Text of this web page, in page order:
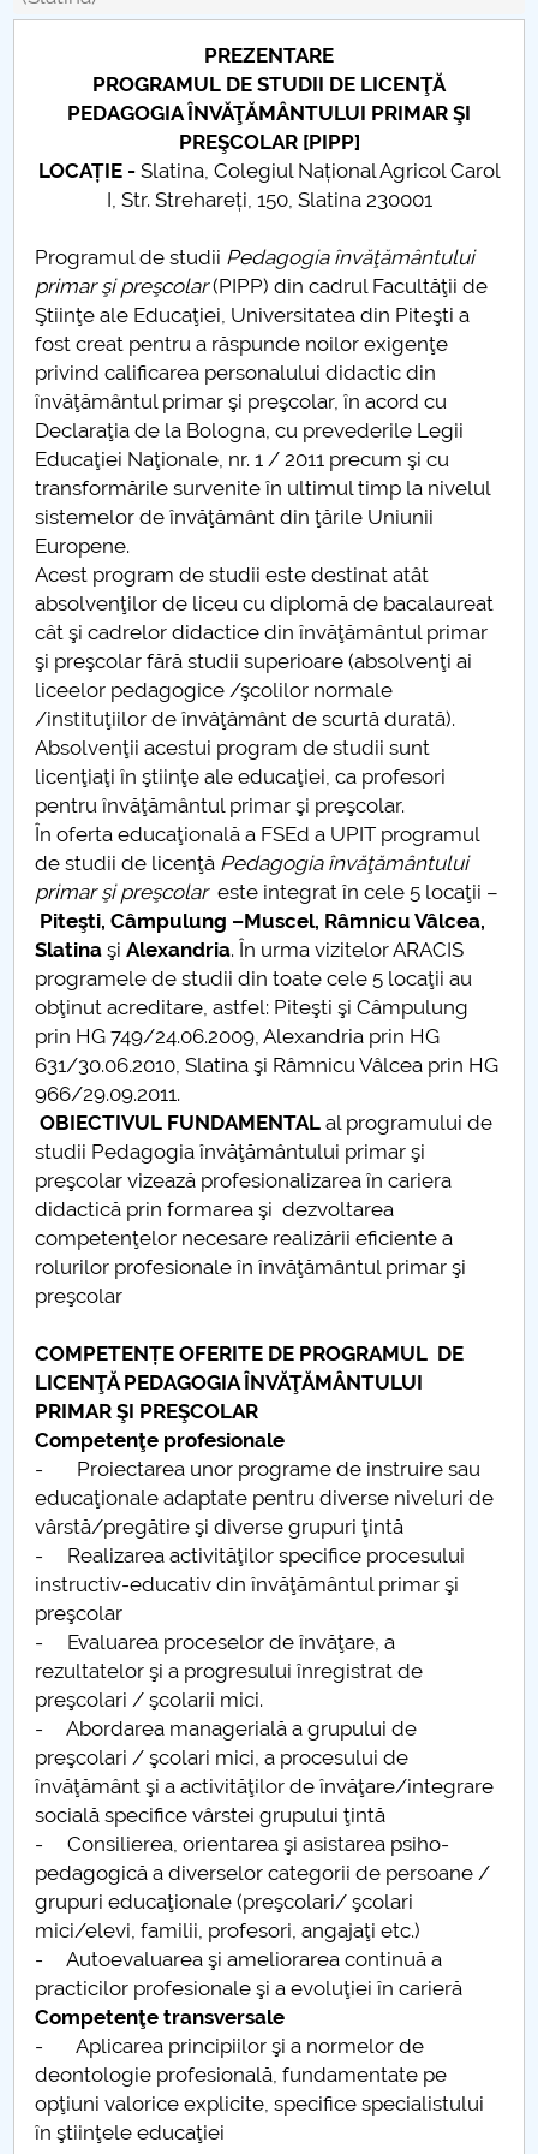
Nr. de telefon si adrese Facultăți
Admission
Români de pretutindeni - ADMITERE
Faculties
Studenți
Ghiduri pentru STUDENȚI
Public relations
International Relations
PNRR
Proiect(PRIM STUD)
Proiect SU-ETIC
Personal data protection
UPIT for the community
IOSUD/CSUD – PhD studies
Comisie de etica unversitară
Evenimente CUP
Accesibilitate pentru studenții cu dizabilități
Raportul Conducerii Centrului Universitar Pitești
privind implementarea Planului Operațional 2020-
2024
Parteneri CUP
Centrul de Consiliere și Orientare în Carieră
Chestionar angajabilitate ALUMNI – UPB
CAR2026
MENIU CANTINA
Pedagogia învățământului primar
Pedagogia invatamantului primar si prescolar
Pedagogia invatamantului primar si prescolar
(Alexandria)
Pedagogia invatamantului primar si prescolar
(Campulung)
Pedagogia invatamantului primar si prescolar (RM.
Valcea)
Pedagogia invatamantului primar si prescolar
(Slatina)
PREZENTARE
PROGRAMUL DE STUDII DE LICENŢĂ
PEDAGOGIA ÎNVĂŢĂMÂNTULUI PRIMAR ŞI
PREŞCOLAR [PIPP]
LOCAȚIE - Slatina, Colegiul Național Agricol Carol
I, Str. Strehareți, 150, Slatina 230001
Programul de studii Pedagogia învăţământului
primar şi preşcolar(PIPP) din cadrul Facultăţii de
Ştiinţe ale Educaţiei, Universitatea din Piteşti a
fost creat pentru a răspunde noilor exigenţe
privind calificarea personalului didactic din
învăţământul primar şi preşcolar, în acord cu
Declaraţia de la Bologna, cu prevederile Legii
Educaţiei Naţionale, nr. 1 / 2011 precum şi cu
transformările survenite în ultimul timp la nivelul
sistemelor de învăţământ din ţările Uniunii
Europene.
Acest program de studii este destinat atât
absolvenţilor de liceu cu diplomă de bacalaureat
cât şi cadrelor didactice din învăţământul primar
şi preşcolar fără studii superioare (absolvenţi ai
liceelor pedagogice /şcolilor normale
/instituţiilor de învăţământ de scurtă durată).
Absolvenţii acestui program de studii sunt
licenţiaţi în ştiinţe ale educaţiei, ca profesori
pentru învăţământul primar şi preşcolar.
În oferta educaţională a FSEd a UPIT programul
de studii de licenţă Pedagogia învăţământului
primar şi preşcolareste integrat în cele 5 locaţii –
Piteşti, Câmpulung –Muscel, Râmnicu Vâlcea,
Slatinaşi Alexandria. În urma vizitelor ARACIS
programele de studii din toate cele 5 locaţii au
obţinut acreditare, astfel: Piteşti şi Câmpulung
prin HG 749/24.06.2009, Alexandria prin HG
631/30.06.2010, Slatina şi Râmnicu Vâlcea prin HG
966/29.09.2011.
OBIECTIVUL FUNDAMENTAL al programului de
studii Pedagogia învăţământului primar şi
preşcolar vizează profesionalizarea în cariera
didactică prin formarea şi dezvoltarea
competenţelor necesare realizării eficiente a
rolurilor profesionale în învăţământul primar şi
preşcolar
COMPETENȚE OFERITE DE PROGRAMUL DE
LICENŢĂ PEDAGOGIA ÎNVĂŢĂMÂNTULUI
PRIMAR ŞI PREŞCOLAR
Competenţe profesionale
- Proiectarea unor programe de instruire sau
educaţionale adaptate pentru diverse niveluri de
vârstă/pregătire şi diverse grupuri ţintă
- Realizarea activităţilor specifice procesului
instructiv-educativ din învăţământul primar şi
preşcolar
- Evaluarea proceselor de învăţare, a
rezultatelor şi a progresului înregistrat de
preşcolari / şcolarii mici.
- Abordarea managerială a grupului de
preşcolari / şcolari mici, a procesului de
învăţământ şi a activităţilor de învăţare/integrare
socială specifice vârstei grupului ţintă
- Consilierea, orientarea şi asistarea psiho-
pedagogică a diverselor categorii de persoane /
grupuri educaţionale (preşcolari/ şcolari
mici/elevi, familii, profesori, angajaţi etc.)
- Autoevaluarea şi ameliorarea continuă a
practicilor profesionale şi a evoluţiei în carieră
Competenţe transversale
- Aplicarea principiilor şi a normelor de
deontologie profesională, fundamentate pe
opţiuni valorice explicite, specifice specialistului
în ştiinţele educaţiei